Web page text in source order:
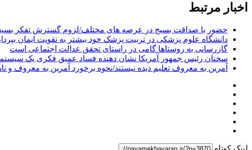
اخبار مرتبط
حضور با صداقت بسیج در عرصه های مختلف/لزوم گسترش تفکر
دانشگاه علوم پزشکی در تربیت پزشک خود بیشتر به تقویت ایمان
گازرسانی به روستاها گامی در راستای تحقق عدالت اجتماعی است
سخنان رئیس جمهور آمریکا نشان دهنده فساد عمیق فکری یک
آمرین به معروف تعلیم دیده نیستند/نحوه برخورد آمرین به معروف و
لینک کوتاه